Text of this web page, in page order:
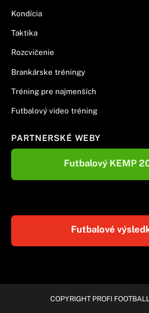
Kondícia
Taktika
Rozcvičenie
Brankárske tréningy
Tréning pre najmenších
Futbalový video tréning
PARTNERSKÉ WEBY
Futbalový KEMP
Futbalové
COPYRIGHT PROFI